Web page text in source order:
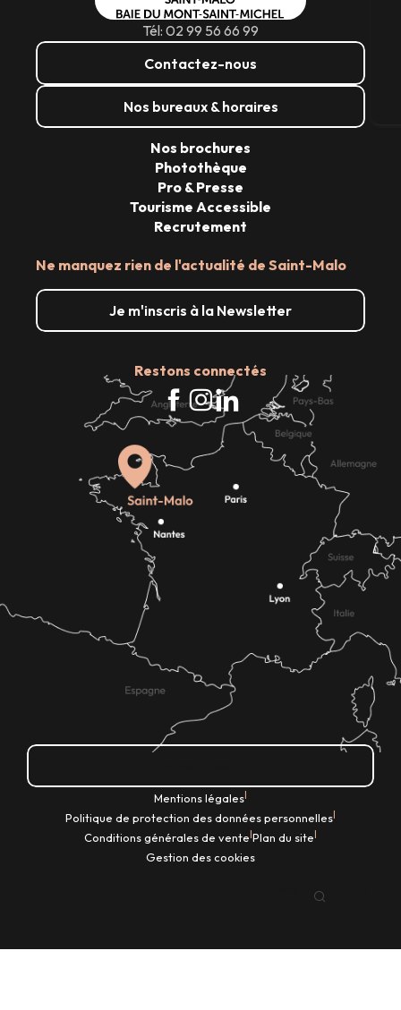
Tél: 02 99 56 66 99
Contactez-nous
Nos bureaux & horaires
Ne manquez rien de l'actualité de Saint-Malo
Je m'inscris à la Newsletter
Restons connectés
Nos brochures
Photothèque
Pro & Presse
Tourisme Accessible
Recrutement
Mentions légales|
Politique de protection des données personnelles|
Conditions générales de vente|Plan du site|
Gestion des cookies